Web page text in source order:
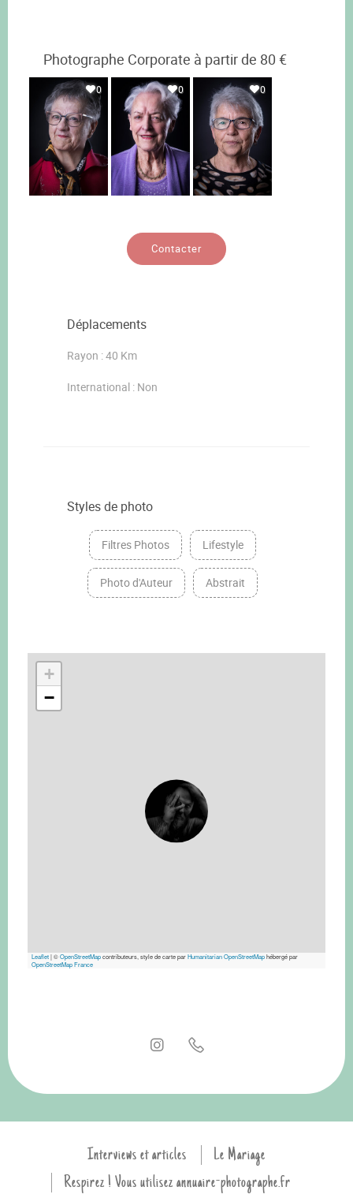
Photographe Corporate à partir de 80 €
0 0 0
Contacter
Déplacements
Rayon : 40 Km
International : Non
Styles de photo
Filtres Photos Lifestyle
Photo d'Auteur Abstrait
+
−
Leaflet|©OpenStreetMapcontributeurs, style de carte parHumanitarian OpenStreetMaphébergé par
OpenStreetMap France
Interviews et articles
Le Mariage
Respirez ! Vous utilisez annuaire-photographe.fr